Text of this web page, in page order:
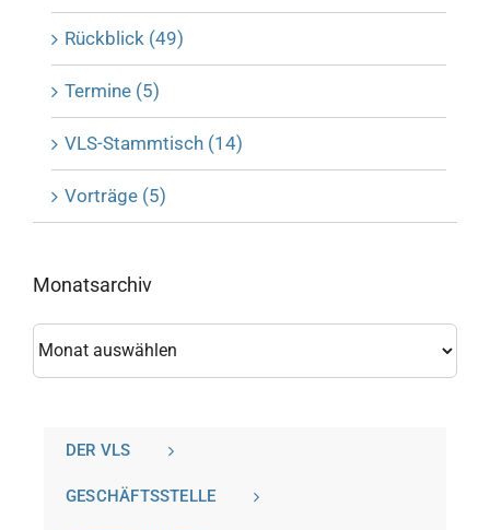
Rückblick (49)
Termine (5)
VLS-Stammtisch (14)
Vorträge (5)
Monatsarchiv
DER VLS
GESCHÄFTSSTELLE